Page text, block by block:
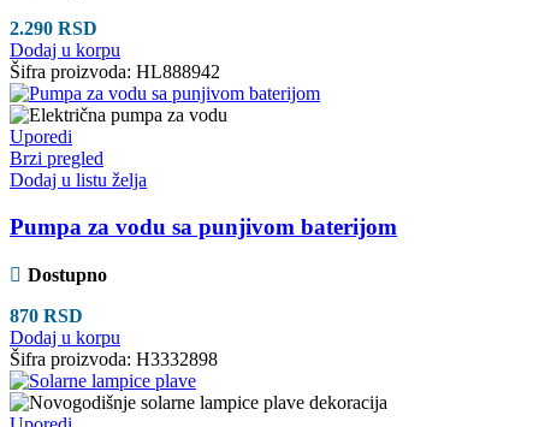
2.290 RSD
Dodaj u korpu
Šifra proizvoda: HL888942
Uporedi
Brzi pregled
Dodaj u listu želja
Pumpa za vodu sa punjivom baterijom
Dostupno
870 RSD
Dodaj u korpu
Šifra proizvoda: H3332898